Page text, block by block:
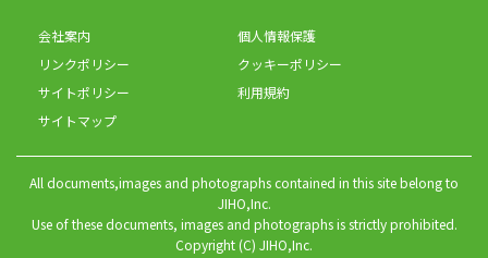
会社案内
個人情報保護
リンクポリシー
クッキーポリシー
サイトポリシー
利用規約
サイトマップ
All documents,images and photographs contained in this site belong to
JIHO,Inc.
Use of these documents, images and photographs is strictly prohibited.
Copyright (C) JIHO,Inc.